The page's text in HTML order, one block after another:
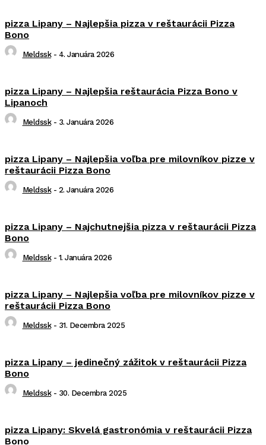
pizza Lipany – Najlepšia pizza v reštaurácii Pizza
Bono
Meldssk - 4. Januára 2026
pizza Lipany – Najlepšia reštaurácia Pizza Bono v
Lipanoch
Meldssk - 3. Januára 2026
pizza Lipany – Najlepšia voľba pre milovníkov pizze v
reštaurácii Pizza Bono
Meldssk - 2. Januára 2026
pizza Lipany – Najchutnejšia pizza v reštaurácii Pizza
Bono
Meldssk - 1. Januára 2026
pizza Lipany – Najlepšia voľba pre milovníkov pizze v
reštaurácii Pizza Bono
Meldssk - 31. Decembra 2025
pizza Lipany – jedinečný zážitok v reštaurácii Pizza
Bono
Meldssk - 30. Decembra 2025
pizza Lipany: Skvelá gastronómia v reštaurácii Pizza
Bono